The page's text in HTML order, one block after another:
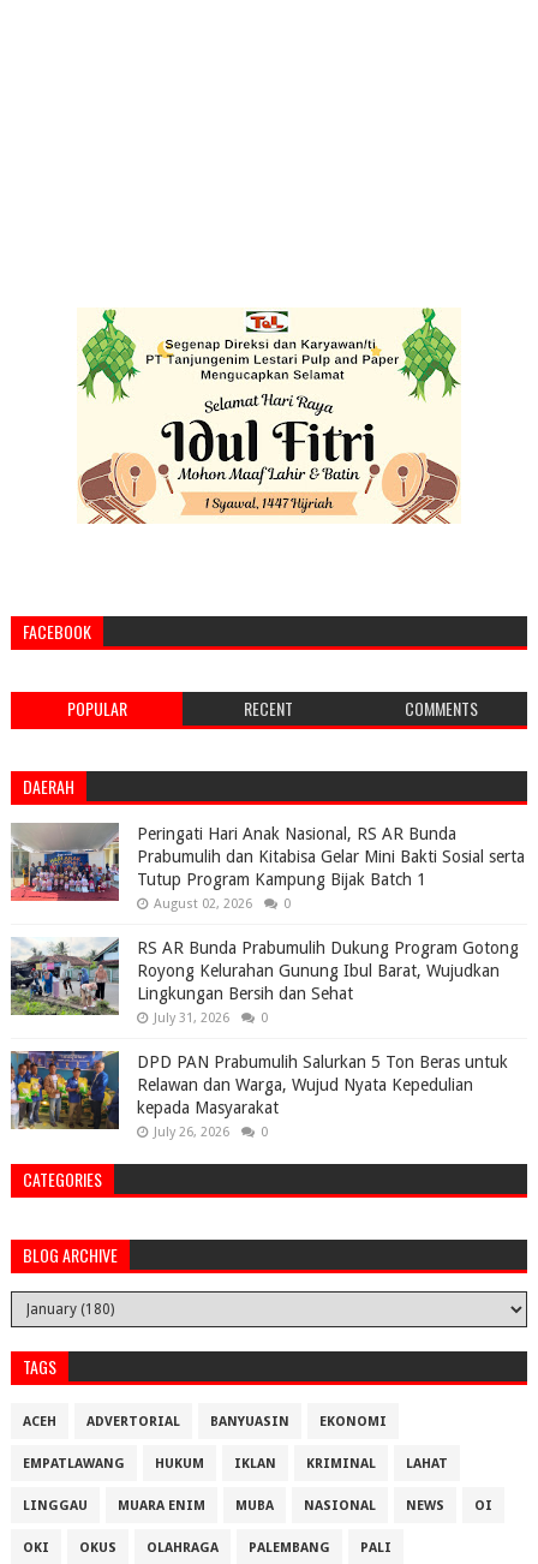
FACEBOOK
POPULAR RECENT COMMENTS
DAERAH
Peringati Hari Anak Nasional, RS AR Bunda
Prabumulih dan Kitabisa Gelar Mini Bakti Sosial serta
Tutup Program Kampung Bijak Batch 1
August 02, 2026 0
RS AR Bunda Prabumulih Dukung Program Gotong
Royong Kelurahan Gunung Ibul Barat, Wujudkan
Lingkungan Bersih dan Sehat
July 31, 2026 0
DPD PAN Prabumulih Salurkan 5 Ton Beras untuk
Relawan dan Warga, Wujud Nyata Kepedulian
kepada Masyarakat
July 26, 2026 0
CATEGORIES
BLOG ARCHIVE
TAGS
ACEH ADVERTORIAL BANYUASIN EKONOMI
EMPATLAWANG HUKUM IKLAN KRIMINAL LAHAT
LINGGAU MUARA ENIM MUBA NASIONAL NEWS OI
OKI OKUS OLAHRAGA PALEMBANG PALI